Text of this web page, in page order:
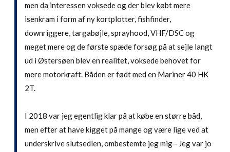
men da interessen voksede og der blev købt mere
isenkram i form af ny kortplotter, fishfinder,
downriggere, targabøjle, sprayhood, VHF/DSC og
meget mere og de første spæde forsøg på at sejle langt
ud i Østersøen blev en realitet, voksede behovet for
mere motorkraft. Båden er født med en Mariner 40 HK
2T.
I 2018 var jeg egentlig klar på at købe en større båd,
men efter at have kigget på mange og være lige ved at
underskrive slutsedlen, ombestemte jeg mig - Jeg var jo